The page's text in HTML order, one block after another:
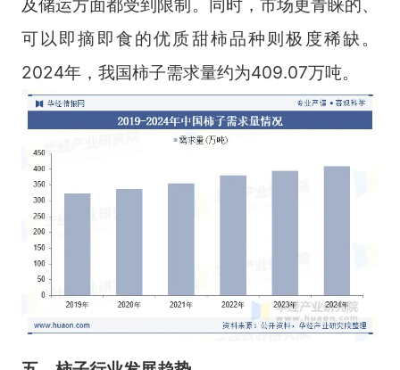
及储运方面都受到限制。同时，市场更青睐的、
可以即摘即食的优质甜柿品种则极度稀缺。
2024年，我国柿子需求量约为409.07万吨。